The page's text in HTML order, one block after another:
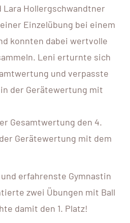
Lara Hollergschwandtner
Einzelübung bei einem
konnten dabei wertvolle
Leni erturnte sich
und verpasste
der Gerätewertung mit
Gesamtwertung den 4.
Gerätewertung mit dem
erfahrenste Gymnastin
zwei Übungen mit Ball
damit den 1. Platz!